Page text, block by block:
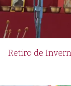
Retiro de